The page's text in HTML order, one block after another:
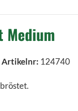
Medium
Artikelnr: 124740